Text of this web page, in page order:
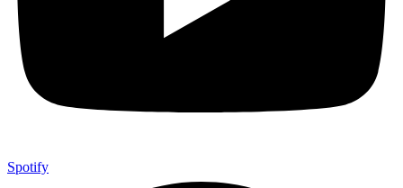
Spotify